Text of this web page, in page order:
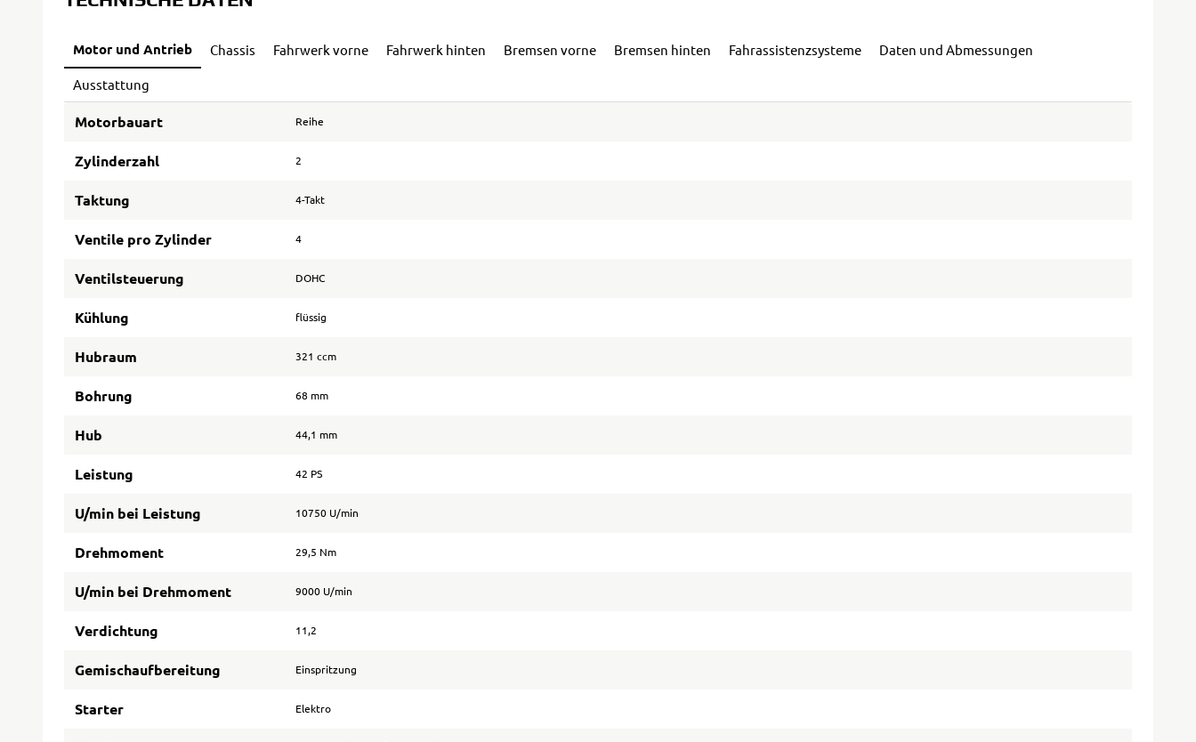
Motor und Antrieb Chassis Fahrwerk vorne Fahrwerk hinten Bremsen vorne Bremsen hinten Fahrassistenzsysteme Daten und Abmessungen
Ausstattung
Motorbauart Reihe
Zylinderzahl 2
Taktung 4-Takt
Ventile pro Zylinder 4
Ventilsteuerung DOHC
Kühlung flüssig
Hubraum 321 ccm
Bohrung 68 mm
Hub 44,1 mm
Leistung 42 PS
U/min bei Leistung 10750 U/min
Drehmoment 29,5 Nm
U/min bei Drehmoment 9000 U/min
Verdichtung 11,2
Gemischaufbereitung Einspritzung
Starter Elektro